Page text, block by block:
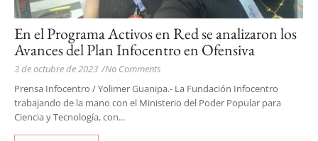
En el Programa Activos en Red se analizaron los
Avances del Plan Infocentro en Ofensiva
3 de octubre de 2023 /No Comments
Prensa Infocentro / Yolimer Guanipa.- La Fundación Infocentro
trabajando de la mano con el Ministerio del Poder Popular para
Ciencia y Tecnología, con...